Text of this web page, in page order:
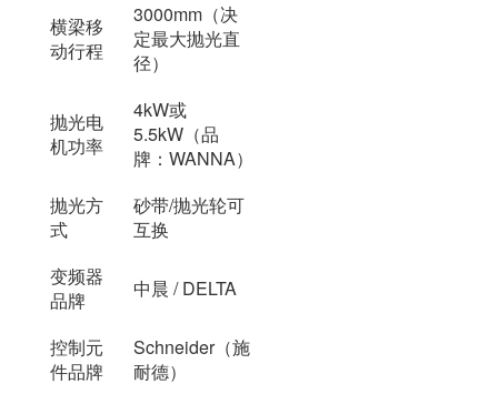
横梁移
动行程
3000mm（决
定最大抛光直
径）
抛光电
机功率
4kW或
5.5kW（品
牌：WANNA）
抛光方
式
砂带/抛光轮可
互换
变频器
品牌
中晨 / DELTA
控制元
件品牌
Schneider（施
耐德）